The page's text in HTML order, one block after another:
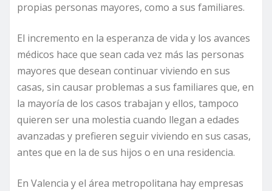
propias personas mayores, como a sus familiares.
El incremento en la esperanza de vida y los avances
médicos hace que sean cada vez más las personas
mayores que desean continuar viviendo en sus
casas, sin causar problemas a sus familiares que, en
la mayoría de los casos trabajan y ellos, tampoco
quieren ser una molestia cuando llegan a edades
avanzadas y prefieren seguir viviendo en sus casas,
antes que en la de sus hijos o en una residencia.
En Valencia y el área metropolitana hay empresas